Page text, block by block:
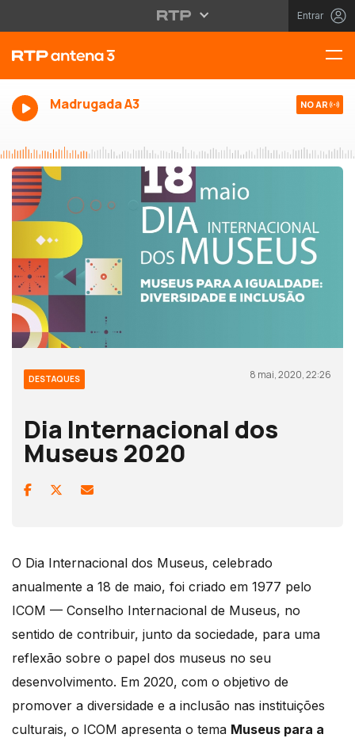
Entrar
Madrugada A3 NO AR
DESTAQUES 8 mai, 2020, 22:26
Dia Internacional dos
Museus 2020
O Dia Internacional dos Museus, celebrado
anualmente a 18 de maio, foi criado em 1977 pelo
ICOM — Conselho Internacional de Museus, no
sentido de contribuir, junto da sociedade, para uma
reflexão sobre o papel dos museus no seu
desenvolvimento. Em 2020, com o objetivo de
promover a diversidade e a inclusão nas instituições
culturais, o ICOM apresenta o tema Museus para a